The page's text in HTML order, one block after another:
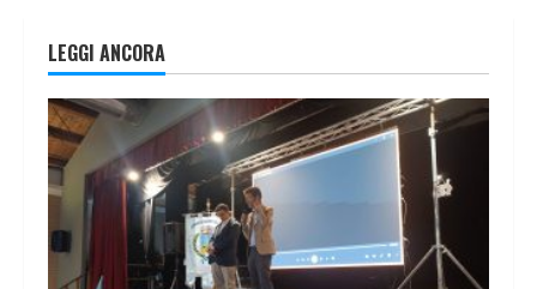
LEGGI ANCORA